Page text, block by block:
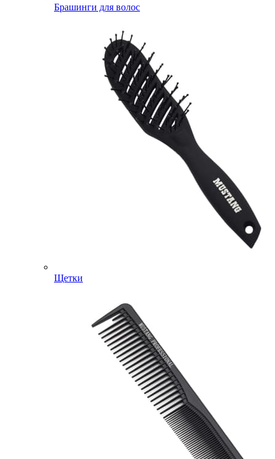
Брашинги для волос
Щетки